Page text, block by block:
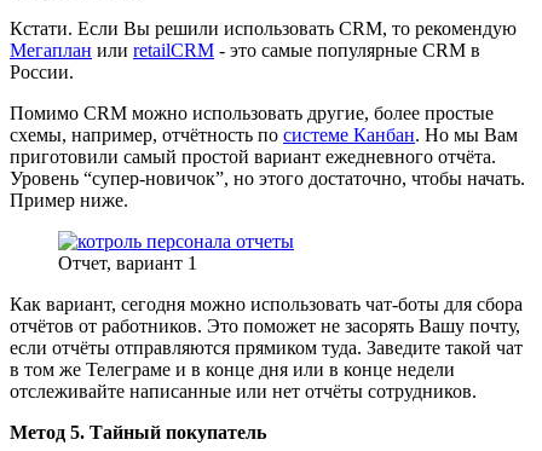
Кстати. Если Вы решили использовать CRM, то рекомендую
Мегаплан или retailCRM - это самые популярные CRM в
России.
Помимо CRM можно использовать другие, более простые
схемы, например, отчётность по системе Канбан. Но мы Вам
приготовили самый простой вариант ежедневного отчёта.
Уровень “супер-новичок”, но этого достаточно, чтобы начать.
Пример ниже.
Отчет, вариант 1
Как вариант, сегодня можно использовать чат-боты для сбора
отчётов от работников. Это поможет не засорять Вашу почту,
если отчёты отправляются прямиком туда. Заведите такой чат
в том же Телеграме и в конце дня или в конце недели
отслеживайте написанные или нет отчёты сотрудников.
Метод 5. Тайный покупатель